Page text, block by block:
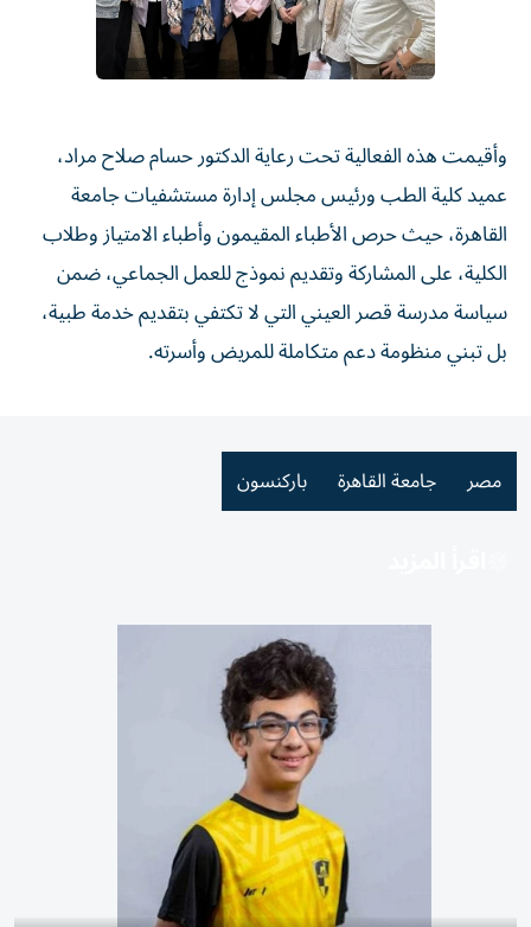
وأقيمت هذه الفعالية تحت رعاية الدكتور حسام صلاح مراد،
عميد كلية الطب ورئيس مجلس إدارة مستشفيات جامعة
القاهرة، حيث حرص الأطباء المقيمون وأطباء الامتياز وطلاب
الكلية، على المشاركة وتقديم نموذج للعمل الجماعي، ضمن
سياسة مدرسة قصر العيني التي لا تكتفي بتقديم خدمة طبية،
بل تبني منظومة دعم متكاملة للمريض وأسرته.
مصر جامعة القاهرة باركنسون